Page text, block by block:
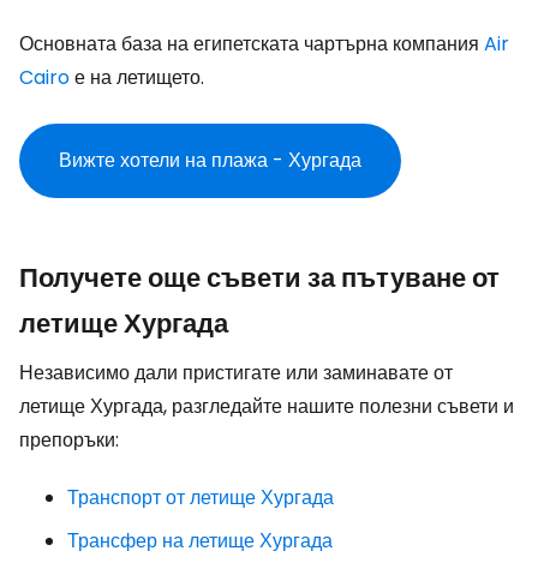
Основната база на египетската чартърна компания Air
Cairoе на летището.
Вижте хотели на плажа - Хургада
Получете още съвети за пътуване от
летище Хургада
Независимо дали пристигате или заминавате от
летище Хургада, разгледайте нашите полезни съвети и
препоръки:
Транспорт от летище Хургада
Трансфер на летище Хургада